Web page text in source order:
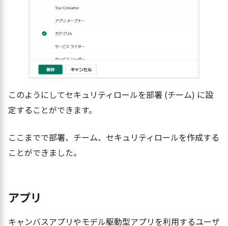
このようにしてセキュリティロールを部署 (チーム) に設
定することができます。
ここまでで部署、チーム、セキュリティロールを作成する
ことができました。
アプリ
キャンバスアプリやモデル駆動型アプリを利用するユーザ